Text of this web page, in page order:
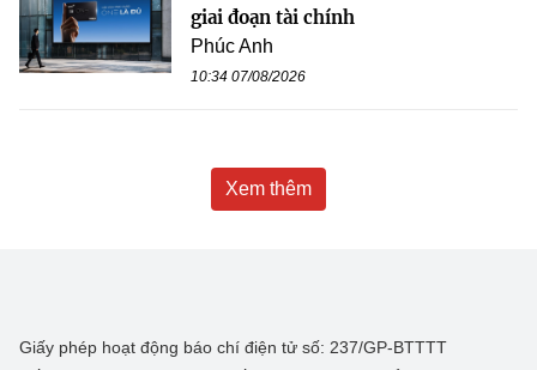
giai đoạn tài chính
Phúc Anh
10:34 07/08/2026
Xem thêm
Giấy phép hoạt động báo chí điện tử số: 237/GP-BTTTT